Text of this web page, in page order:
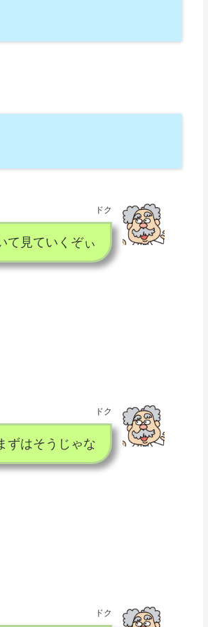
ドク
て見ていくぞぃ
ドク
ずはそうじゃな
ドク